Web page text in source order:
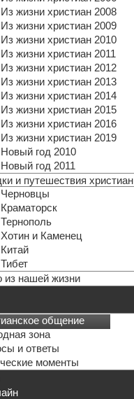
Из жизни христиан 2008
Из жизни христиан 2009
Из жизни христиан 2010
Из жизни христиан 2011
Из жизни христиан 2012
Из жизни христиан 2013
Из жизни христиан 2014
Из жизни христиан 2015
Из жизни христиан 2016
Из жизни христиан 2019
Новый год 2010
Новый год 2011
и путешествия христиан
Черновцы
Краматорск
Тернополь
Хотин и Каменец
Китай
Тибет
из нашей жизни
общение
зона
и ответы
моменты